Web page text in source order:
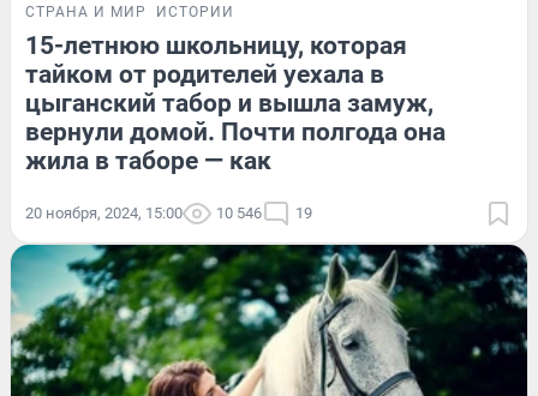
СТРАНА И МИР ИСТОРИИ
15-летнюю школьницу, которая
тайком от родителей уехала в
цыганский табор и вышла замуж,
вернули домой. Почти полгода она
жила в таборе — как
20 ноября, 2024, 15:00 10 546 19